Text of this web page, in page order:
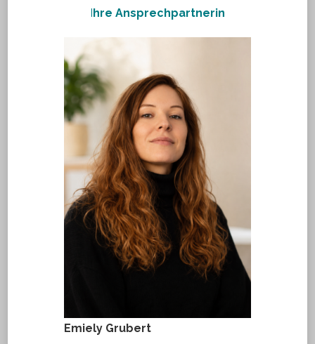
hre Ansprechpartnerin
Emiely Grubert